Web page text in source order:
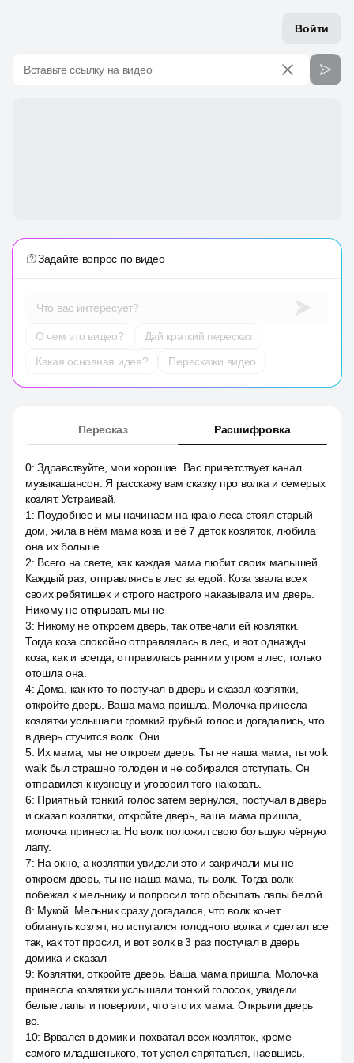
Войти
Вставьте ссылку на видео
Задайте вопрос по видео
Что вас интересует?
О чем это видео?
Дай краткий пересказ
Какая основная идея?
Перескажи видео
Пересказ Расшифровка
0:Здравствуйте, мои хорошие. Вас приветствует канал
музыкашансон. Я расскажу вам сказку про волка и семерых
козлят. Устраивай.
1 : Поудобнее и мы начинаем на краю леса стоял старый
дом, жила в нём мама коза и её 7 деток козляток, любила
она их больше.
2: Всего на свете, как каждая мама любит своих малышей.
Каждый раз, отправляясь в лес за едой. Коза звала всех
своих ребятишек и строго настрого наказывала им дверь.
Никому не открывать мы не
3: Никому не откроем дверь, так отвечали ей козлятки.
Тогда коза спокойно отправлялась в лес, и вот однажды
коза, как и всегда, отправилась ранним утром в лес, только
отошла она.
4: Дома, как кто-то постучал в дверь и сказал козлятки,
откройте дверь. Ваша мама пришла. Молочка принесла
козлятки услышали громкий грубый голос и догадались, что
в дверь стучится волк. Они
5: Их мама, мы не откроем дверь. Ты не наша мама, ты volk
walk был страшно голоден и не собирался отступать. Он
отправился к кузнецу и уговорил того наковать.
6: Приятный тонкий голос затем вернулся, постучал в дверь
и сказал козлятки, откройте дверь, ваша мама пришла,
молочка принесла. Но волк положил свою большую чёрную
лапу.
7: На окно, а козлятки увидели это и закричали мы не
откроем дверь, ты не наша мама, ты волк. Тогда волк
побежал к мельнику и попросил того обсыпать лапы белой.
8: Мукой. Мельник сразу догадался, что волк хочет
обмануть козлят, но испугался голодного волка и сделал все
так, как тот просил, и вот волк в 3 раз постучал в дверь
домика и сказал
9: Козлятки, откройте дверь. Ваша мама пришла. Молочка
принесла козлятки услышали тонкий голосок, увидели
белые лапы и поверили, что это их мама. Открыли дверь
во.
10: Врвался в домик и похватал всех козляток, кроме
самого младшенького, тот успел спрятаться, наевшись,